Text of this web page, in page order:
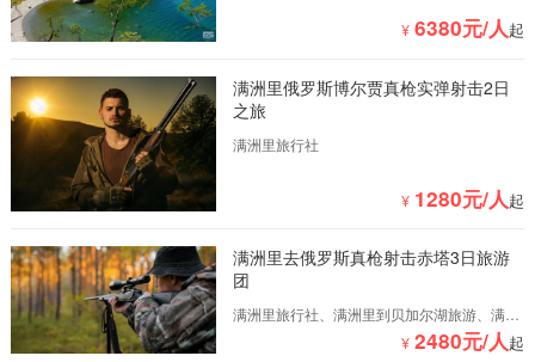
¥ 6380元/人起
满洲里俄罗斯博尔贾真枪实弹射击2日
之旅
满洲里旅行社
¥ 1280元/人起
满洲里去俄罗斯真枪射击赤塔3日旅游
团
满洲里旅行社、满洲里到贝加尔湖旅游、满洲
里到俄罗斯旅游、满洲里到俄罗斯自驾游
¥ 2480元/人起